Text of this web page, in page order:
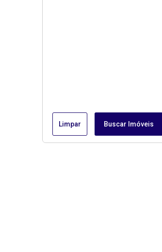
Limpar Buscar Imóveis